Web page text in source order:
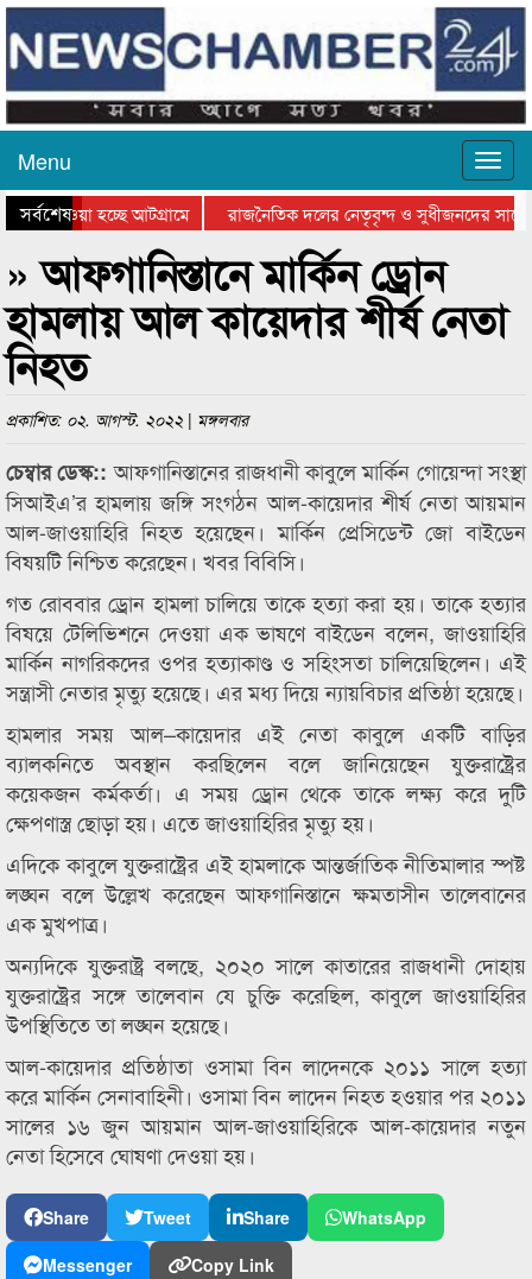
Menu
সর্বশেষ
যাওয়া হচ্ছে আটগ্রামে
রাজনৈতিক দলের নেতৃবৃন্দ ও সুধীজনদের সাথে
পুরস্কার বিতরণ সম্পন্ন
সিলেটে বাংলাদেশ গ্রুপ থিয়েটার
» আফগানিস্তানে মার্কিন ড্রোন
হামলায় আল কায়েদার শীর্ষ নেতা
নিহত
প্রকাশিত: ০২. আগস্ট. ২০২২ | মঙ্গলবার
চেম্বার ডেস্ক::আফগানিস্তানের রাজধানী কাবুলে মার্কিন গোয়েন্দা সংস্থা
সিআইএ’র হামলায় জঙ্গি সংগঠন আল-কায়েদার শীর্ষ নেতা আয়মান
আল-জাওয়াহিরি নিহত হয়েছেন। মার্কিন প্রেসিডেন্ট জো বাইডেন
বিষয়টি নিশ্চিত করেছেন। খবর বিবিসি।
গত রোববার ড্রোন হামলা চালিয়ে তাকে হত্যা করা হয়। তাকে হত্যার
বিষয়ে টেলিভিশনে দেওয়া এক ভাষণে বাইডেন বলেন, জাওয়াহিরি
মার্কিন নাগরিকদের ওপর হত্যাকাণ্ড ও সহিংসতা চালিয়েছিলেন। এই
সন্ত্রাসী নেতার মৃত্যু হয়েছে। এর মধ্য দিয়ে ন্যায়বিচার প্রতিষ্ঠা হয়েছে।
হামলার সময় আল–কায়েদার এই নেতা কাবুলে একটি বাড়ির
ব্যালকনিতে অবস্থান করছিলেন বলে জানিয়েছেন যুক্তরাষ্ট্রের
কয়েকজন কর্মকর্তা। এ সময় ড্রোন থেকে তাকে লক্ষ্য করে দুটি
ক্ষেপণাস্ত্র ছোড়া হয়। এতে জাওয়াহিরির মৃত্যু হয়।
এদিকে কাবুলে যুক্তরাষ্ট্রের এই হামলাকে আন্তর্জাতিক নীতিমালার স্পষ্ট
লঙ্ঘন বলে উল্লেখ করেছেন আফগানিস্তানে ক্ষমতাসীন তালেবানের
এক মুখপাত্র।
অন্যদিকে যুক্তরাষ্ট্র বলছে, ২০২০ সালে কাতারের রাজধানী দোহায়
যুক্তরাষ্ট্রের সঙ্গে তালেবান যে চুক্তি করেছিল, কাবুলে জাওয়াহিরির
উপস্থিতিতে তা লঙ্ঘন হয়েছে।
আল-কায়েদার প্রতিষ্ঠাতা ওসামা বিন লাদেনকে ২০১১ সালে হত্যা
করে মার্কিন সেনাবাহিনী। ওসামা বিন লাদেন নিহত হওয়ার পর ২০১১
সালের ১৬ জুন আয়মান আল-জাওয়াহিরিকে আল-কায়েদার নতুন
নেতা হিসেবে ঘোষণা দেওয়া হয়।
Share Tweet Share
WhatsApp
Messenger
Copy Link